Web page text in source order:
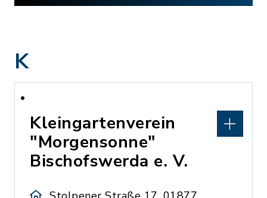
K
Kleingartenverein
"Morgensonne"
Bischofswerda e. V.